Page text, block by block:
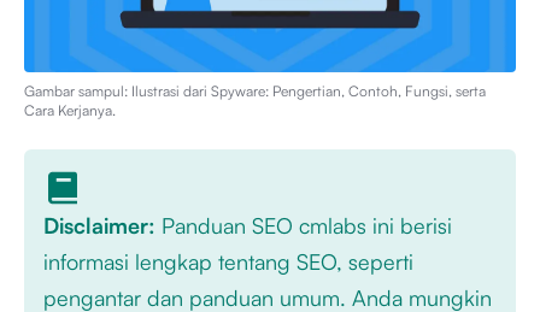
Gambar sampul: Ilustrasi dari Spyware: Pengertian, Contoh, Fungsi, serta
Cara Kerjanya.
Disclaimer: Panduan SEO cmlabs ini berisi
informasi lengkap tentang SEO, seperti
pengantar dan panduan umum. Anda mungkin